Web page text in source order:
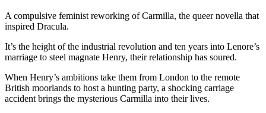
A compulsive feminist reworking ofCarmilla, the queer novella that
inspired Dracula.
It’s the height of the industrial revolution and ten years into Lenore’s
marriage to steel magnate Henry, their relationship has soured.
When Henry’s ambitions take them from London to the remote
British moorlands to host a hunting party, a shocking carriage
accident brings the mysterious Carmilla into their lives.